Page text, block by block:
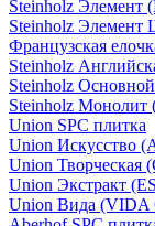
Steinholz Элемент
Steinholz Элемент
Французская
Steinholz
Steinholz
Steinholz Монолит
Union SPC плитка
Union Искусство
Union
Union Экстракт
Union Вида (VIDA